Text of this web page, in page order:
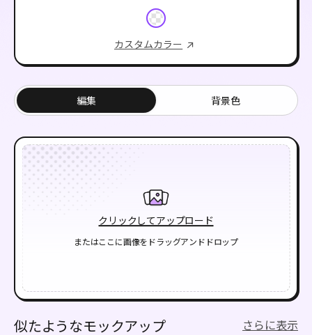
カスタムカラー
クリックしてアップロード
またはここに画像をドラッグアンドドロップ
編集 背景色
似たようなモックアップ さらに表示